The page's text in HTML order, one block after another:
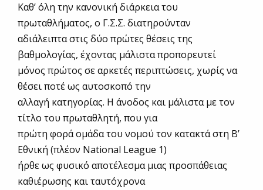
Καθ’ όλη την κανονική διάρκεια του
πρωταθλήματος, ο Γ.Σ.Σ. διατηρούνταν
αδιάλειπτα στις δύο πρώτες θέσεις της
βαθμολογίας, έχοντας μάλιστα προπορευτεί
μόνος πρώτος σε αρκετές περιπτώσεις, χωρίς να
θέσει ποτέ ως αυτοσκοπό την
αλλαγή κατηγορίας. Η άνοδος και μάλιστα με τον
τίτλο του πρωταθλητή, που για
πρώτη φορά ομάδα του νομού τον κατακτά στη Β’
Εθνική (πλέον National League 1)
ήρθε ως φυσικό αποτέλεσμα μιας προσπάθειας
καθιέρωσης και ταυτόχρονα